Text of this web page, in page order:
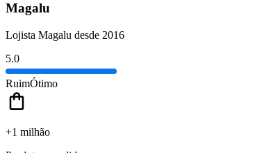
Magalu
Lojista Magalu desde 2016
5.0
RuimÓtimo
+1 milhão